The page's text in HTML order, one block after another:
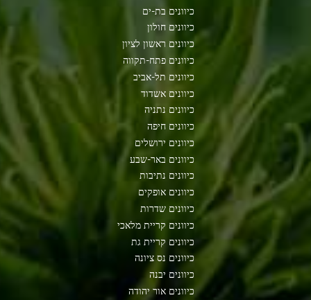
כיוונים בת-ים
כיוונים חולון
כיוונים ראשון לציון
כיוונים פתח-תקווה
כיוונים תל-אביב
כיוונים אשדוד
כיוונים נתניה
כיוונים חיפה
כיוונים ירושלים
כיוונים באר-שבע
כיוונים נתיבות
כיוונים אופקים
כיוונים שדרות
כיוונים קריית מלאכי
כיוונים קריית גת
כיוונים נס ציונה
כיוונים יבנה
כיוונים אור יהודה